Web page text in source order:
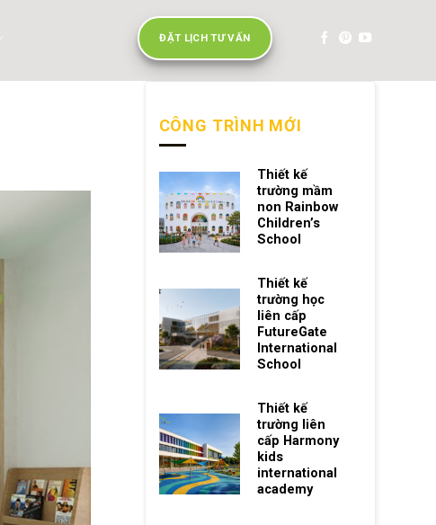
ĐẶT LỊCH TƯ VẤN
CÔNG TRÌNH MỚI
Thiết kế
trường mầm
non Rainbow
Children’s
School
Thiết kế
trường học
liên cấp
FutureGate
International
School
Thiết kế
trường liên
cấp Harmony
kids
international
academy